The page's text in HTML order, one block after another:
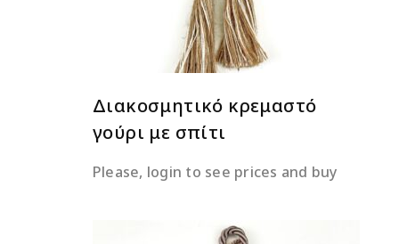
Διακοσμητικό κρεμαστό
γούρι με σπίτι
Please, login to see prices and buy